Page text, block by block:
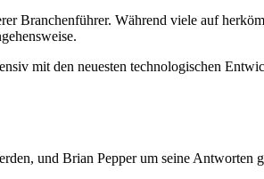
Branchenführer. Während viele auf
mit den neuesten technologischen
und Brian Pepper um seine Antworten